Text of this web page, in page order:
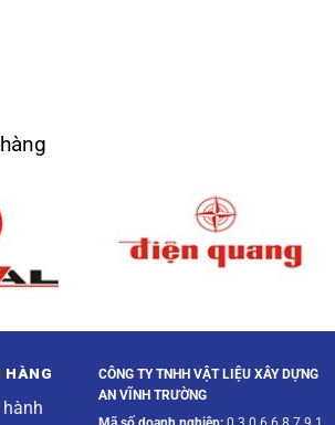
HÀNG
CÔNG TY TNHH VẬT LIỆU XÂY DỰNG
AN VĨNH TRƯỜNG